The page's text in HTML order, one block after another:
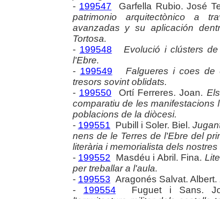
- 199547 Garfella Rubio. José
patrimonio arquitectònico a
avanzadas y su aplicación
Tortosa.
- 199548
Evolució i clústers
l'Ebre.
- 199549
Falgueres i coes de
tresors sovint oblidats.
- 199550 Ortí Ferreres. Joan.
comparatiu de les manifestacions
poblacions de la diòcesi.
- 199551 Pubill i Soler. Biel.
nens de le Terres de l'Ebre del
literària i memorialista dels
- 199552 Masdéu i Abril. Fina.
per treballar a l'aula.
- 199553 Aragonés Salvat. Albert.
- 199554 Fuguet i Sans.